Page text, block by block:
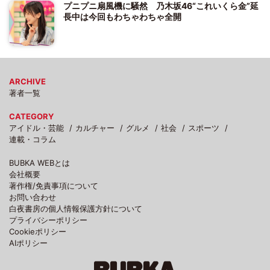
プニプニ扇風機に騒然 乃木坂46“これいくら金”延
長中は今回もわちゃわちゃ全開
ARCHIVE
著者一覧
CATEGORY
アイドル・芸能
カルチャー グルメ 社会
スポーツ
連載・コラム
BUBKA WEBとは
会社概要
著作権/免責事項について
お問い合わせ
白夜書房の個人情報保護方針について
プライバシーポリシー
Cookieポリシー
AIポリシー